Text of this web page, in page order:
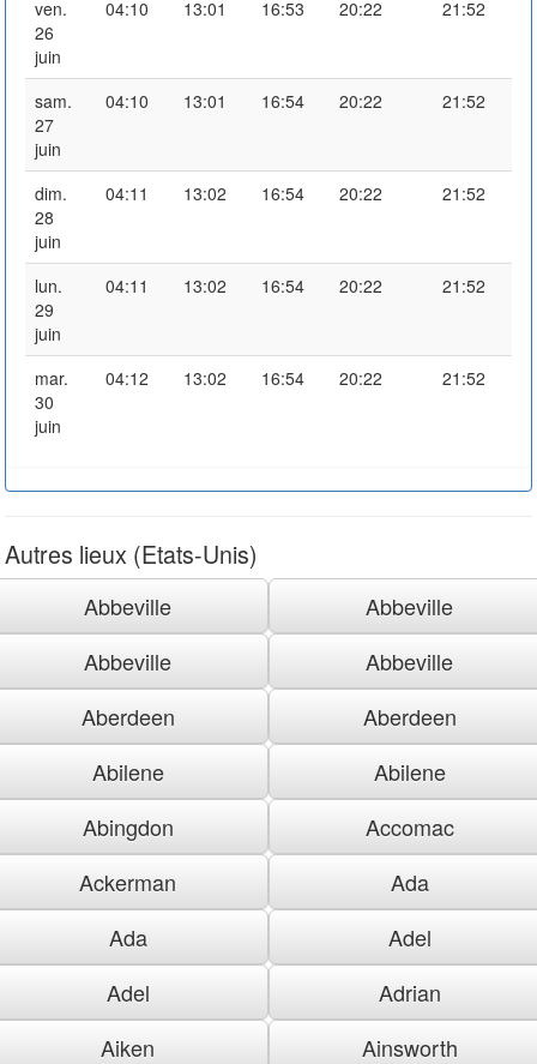
ven.
26
juin
04:10 13:01 16:53 20:22 21:52
sam.
27
juin
04:10 13:01 16:54 20:22 21:52
dim.
28
juin
04:11 13:02 16:54 20:22 21:52
lun.
29
juin
04:11 13:02 16:54 20:22 21:52
mar.
30
juin
04:12 13:02 16:54 20:22 21:52
Autres lieux (Etats-Unis)
Abbeville
Abbeville
Abbeville
Abbeville
Aberdeen
Aberdeen
Abilene
Abilene
Abingdon
Accomac
Ackerman
Ada
Ada
Adel
Adel
Adrian
Aiken
Ainsworth